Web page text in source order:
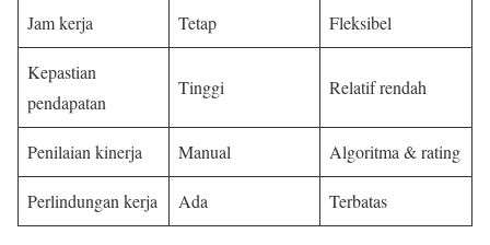
Jam kerja Tetap Fleksibel
Kepastian
pendapatan
Tinggi Relatif rendah
Penilaian kinerja Manual Algoritma & rating
Perlindungan kerja Ada Terbatas